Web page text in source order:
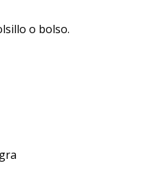
o bolso.